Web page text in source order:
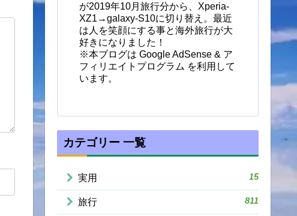
が2019年10月旅行分から、Xperia-
XZ1→galaxy-S10に切り替え。最近
は人を笑顔にする事と海外旅行が大
好きになりました！
※本ブログは Google AdSense & ア
フィリエイトプログラム を利用して
います。
カテゴリー 一覧
実用 15
旅行 811